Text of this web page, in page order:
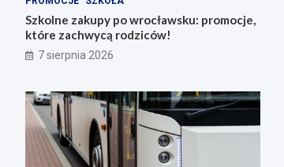
Szkolne zakupy po wrocławsku: promocje,
które zachwycą rodziców!
7 sierpnia 2026